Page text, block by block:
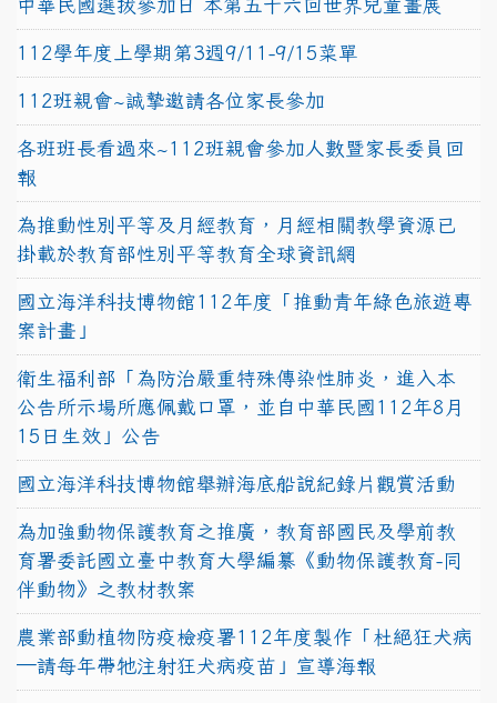
中華民國選拔參加日 本第五十六回世界兒童畫展
112學年度上學期第3週9/11-9/15菜單
112班親會~誠摯邀請各位家長參加
各班班長看過來~112班親會參加人數暨家長委員回
報
為推動性別平等及月經教育，月經相關教學資源已
掛載於教育部性別平等教育全球資訊網
國立海洋科技博物館112年度「推動青年綠色旅遊專
案計畫」
衛生福利部「為防治嚴重特殊傳染性肺炎，進入本
公告所示場所應佩戴口罩，並自中華民國112年8月
15日生效」公告
國立海洋科技博物館舉辦海底船說紀錄片觀賞活動
為加強動物保護教育之推廣，教育部國民及學前教
育署委託國立臺中教育大學編纂《動物保護教育-同
伴動物》之教材教案
農業部動植物防疫檢疫署112年度製作「杜絕狂犬病
—請每年帶牠注射狂犬病疫苗」宣導海報